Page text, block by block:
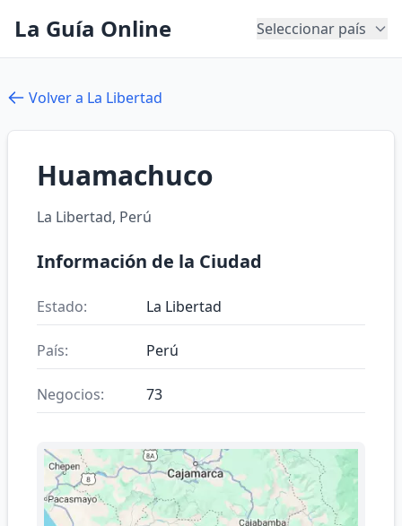
La Guía Online Seleccionar país
Volver a La Libertad
Huamachuco
La Libertad, Perú
Información de la Ciudad
Estado: La Libertad
País: Perú
Negocios: 73